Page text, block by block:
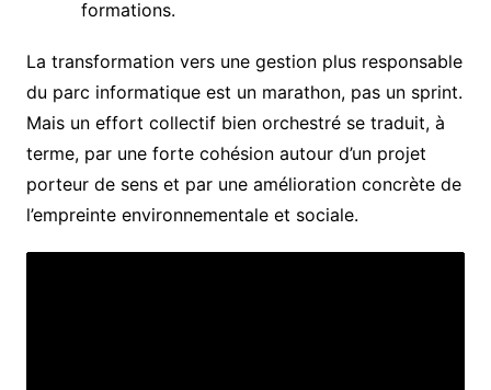
formations.
La transformation vers une gestion plus responsable
du parc informatique est un marathon, pas un sprint.
Mais un effort collectif bien orchestré se traduit, à
terme, par une forte cohésion autour d’un projet
porteur de sens et par une amélioration concrète de
l’empreinte environnementale et sociale.